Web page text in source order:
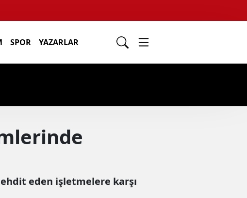
SPOR YAZARLAR
eden işletmelere karşı